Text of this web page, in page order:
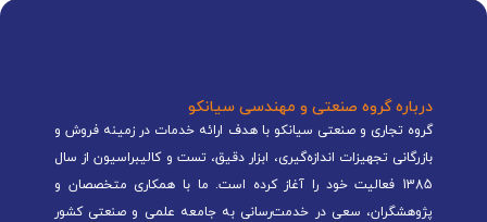
درباره گروه صنعتی و مهندسی سیانکو
گروه تجاری و صنعتی سیانکو با هدف ارائه خدمات در زمینه فروش و
بازرگانی تجهیزات اندازه‌گیری، ابزار دقیق، تست و کالیبراسیون از سال
1385 فعالیت خود را آغاز کرده است. ما با همکاری متخصصان و
پژوهشگران، سعی در خدمت‌رسانی به جامعه علمی و صنعتی کشور